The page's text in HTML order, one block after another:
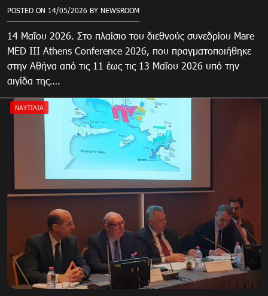
POSTED ON 14/05/2026 BY NEWSROOM
14 Μαΐου 2026. Στο πλαίσιο του διεθνούς συνεδρίου Mare
MED III Athens Conference 2026, που πραγματοποιήθηκε
στην Αθήνα από τις 11 έως τις 13 Μαΐου 2026 υπό την
αιγίδα της….
ΝΑΥΤΙΛΙΑ